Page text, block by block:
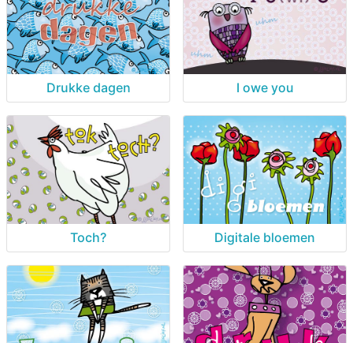
Drukke dagen I owe you
Toch? Digitale bloemen